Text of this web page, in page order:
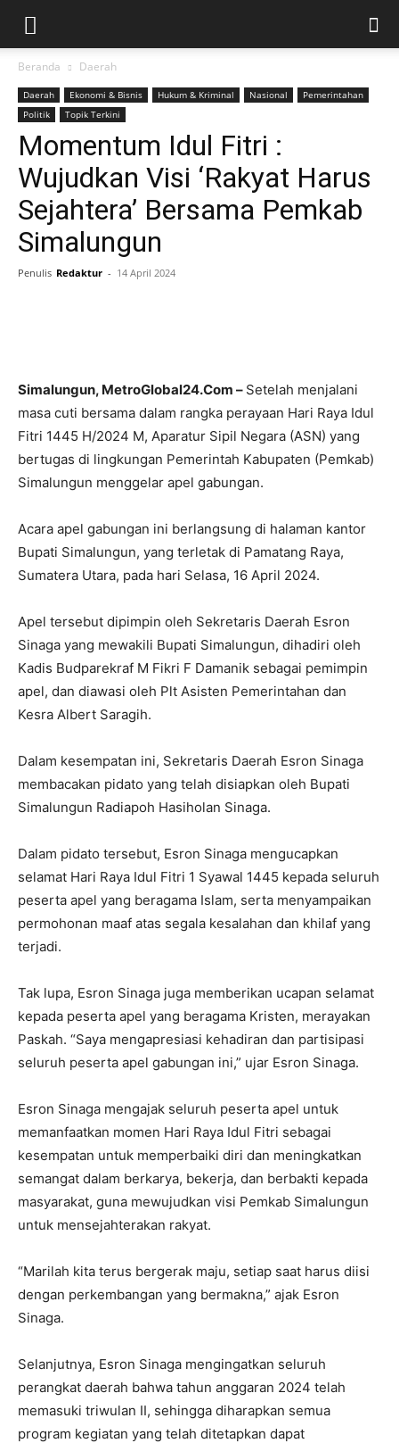
Beranda Daerah
Daerah Ekonomi & Bisnis Hukum & Kriminal Nasional
Pemerintahan
Politik
Topik Terkini
Momentum Idul Fitri :
Wujudkan Visi ‘Rakyat Harus
Sejahtera’ Bersama Pemkab
Simalungun
Penulis Redaktur - 14 April 2024
Simalungun, MetroGlobal24.Com – Setelah menjalani
masa cuti bersama dalam rangka perayaan Hari Raya Idul
Fitri 1445 H/2024 M, Aparatur Sipil Negara (ASN) yang
bertugas di lingkungan Pemerintah Kabupaten (Pemkab)
Simalungun menggelar apel gabungan.
Acara apel gabungan ini berlangsung di halaman kantor
Bupati Simalungun, yang terletak di Pamatang Raya,
Sumatera Utara, pada hari Selasa, 16 April 2024.
Apel tersebut dipimpin oleh Sekretaris Daerah Esron
Sinaga yang mewakili Bupati Simalungun, dihadiri oleh
Kadis Budparekraf M Fikri F Damanik sebagai pemimpin
apel, dan diawasi oleh Plt Asisten Pemerintahan dan
Kesra Albert Saragih.
Dalam kesempatan ini, Sekretaris Daerah Esron Sinaga
membacakan pidato yang telah disiapkan oleh Bupati
Simalungun Radiapoh Hasiholan Sinaga.
Dalam pidato tersebut, Esron Sinaga mengucapkan
selamat Hari Raya Idul Fitri 1 Syawal 1445 kepada seluruh
peserta apel yang beragama Islam, serta menyampaikan
permohonan maaf atas segala kesalahan dan khilaf yang
terjadi.
Tak lupa, Esron Sinaga juga memberikan ucapan selamat
kepada peserta apel yang beragama Kristen, merayakan
Paskah. “Saya mengapresiasi kehadiran dan partisipasi
seluruh peserta apel gabungan ini,” ujar Esron Sinaga.
Esron Sinaga mengajak seluruh peserta apel untuk
memanfaatkan momen Hari Raya Idul Fitri sebagai
kesempatan untuk memperbaiki diri dan meningkatkan
semangat dalam berkarya, bekerja, dan berbakti kepada
masyarakat, guna mewujudkan visi Pemkab Simalungun
untuk mensejahterakan rakyat.
“Marilah kita terus bergerak maju, setiap saat harus diisi
dengan perkembangan yang bermakna,” ajak Esron
Sinaga.
Selanjutnya, Esron Sinaga mengingatkan seluruh
perangkat daerah bahwa tahun anggaran 2024 telah
memasuki triwulan II, sehingga diharapkan semua
program kegiatan yang telah ditetapkan dapat